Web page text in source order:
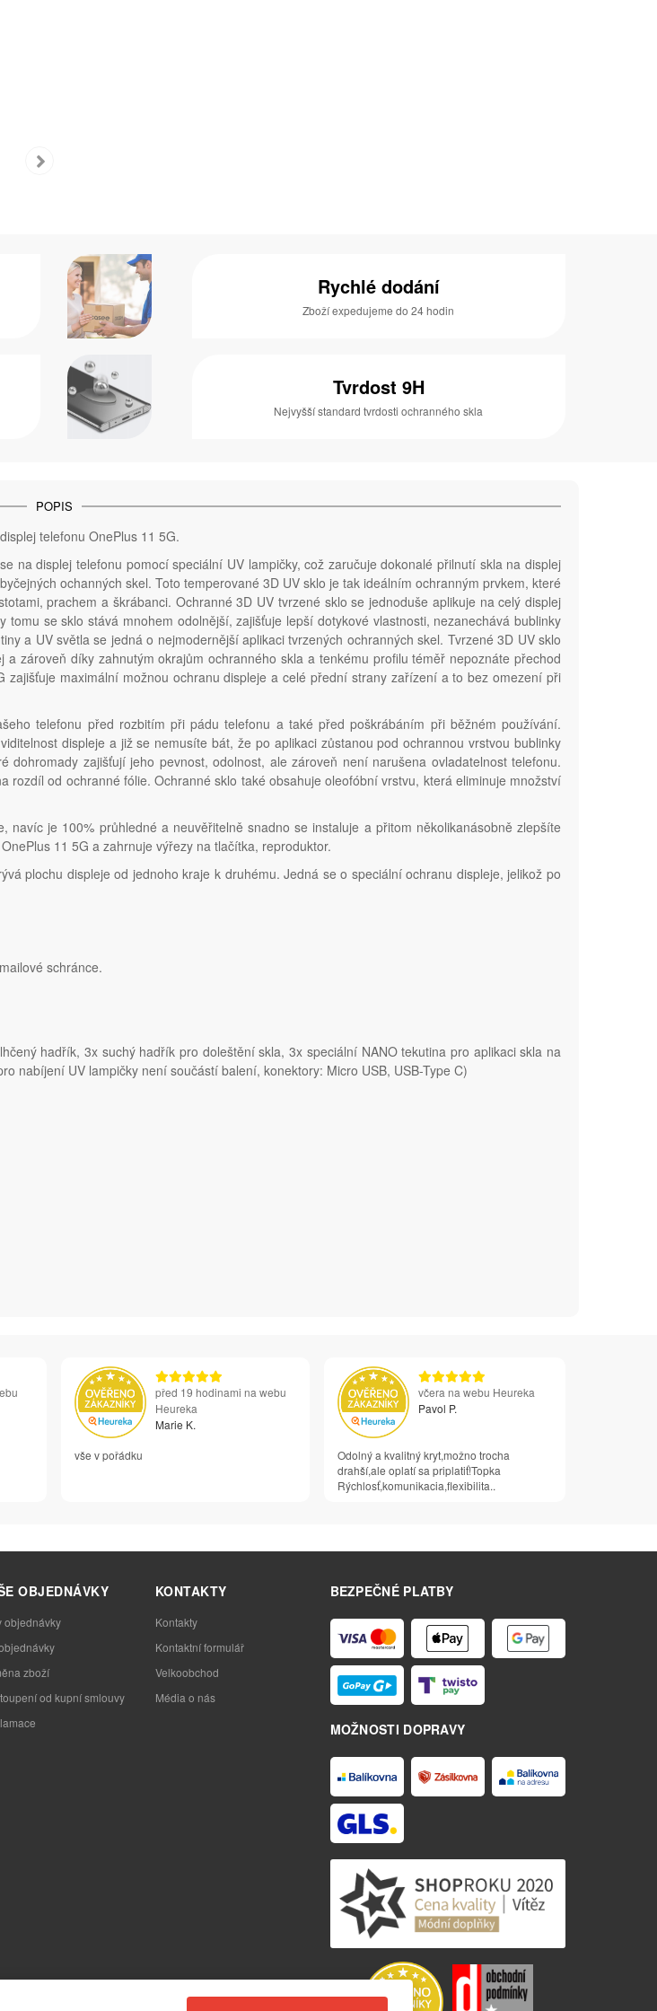
Rychlé dodání
Zboží expedujeme do 24 hodin
Tvrdost 9H
Nejvyšší standard tvrdosti ochranného skla
POPIS
telefonu OnePlus 11 5G.
na displej telefonu pomocí speciální UV lampičky, což zaručuje dokonalé přilnutí skla na displej
ochanných skel. Toto temperované 3D UV sklo je tak ideálním ochranným prvkem, které
prachem a škrábanci. Ochranné 3D UV tvrzené sklo se jednoduše aplikuje na celý displej
se sklo stává mnohem odolnější, zajišťuje lepší dotykové vlastnosti, nezanechává bublinky
a UV světla se jedná o nejmodernější aplikaci tvrzených ochranných skel. Tvrzené 3D UV sklo
zároveň díky zahnutým okrajům ochranného skla a tenkému profilu téměř nepoznáte přechod
maximální možnou ochranu displeje a celé přední strany zařízení a to bez omezení při
telefonu před rozbitím při pádu telefonu a také před poškrábáním při běžném používání.
displeje a již se nemusíte bát, že po aplikaci zůstanou pod ochrannou vrstvou bublinky
zajišťují jeho pevnost, odolnost, ale zároveň není narušena ovladatelnost telefonu.
rozdíl od ochranné fólie. Ochranné sklo také obsahuje oleofóbní vrstvu, která eliminuje množství
je 100% průhledné a neuvěřitelně snadno se instaluje a přitom několikanásobně zlepšíte
11 5G a zahrnuje výřezy na tlačítka, reproduktor.
plochu displeje od jednoho kraje k druhému. Jedná se o speciální ochranu displeje, jelikož po
schránce.
hadřík, 3x suchý hadřík pro doleštění skla, 3x speciální NANO tekutina pro aplikaci skla na
nabíjení UV lampičky není součástí balení, konektory: Micro USB, USB-Type C)
před 19 hodinami na webu
Heureka
Marie K.
vše v pořádku
včera na webu Heureka
Pavol P.
Odolný a kvalitný kryt,možno trocha
drahší,ale oplatí sa priplatiť!Topka
Rýchlosť,komunikacia,flexibilita..
BEZPEČNÉ PLATBY
MOŽNOSTI DOPRAVY
OBJEDNÁVKY
objednávky
zboží
od kupní smlouvy
KONTAKTY
Kontakty
Kontaktní formulář
Velkoobchod
Média o nás